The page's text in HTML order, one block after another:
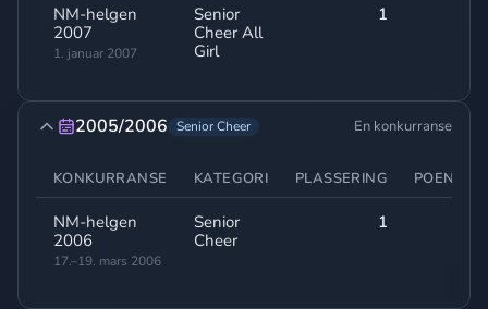
NM-helgen
2007
1. januar 2007
Senior
Cheer All
Girl
1
2005/2006 Senior Cheer En konkurranse
KONKURRANSE KATEGORI PLASSERING POENG
NM-helgen
2006
17.–19. mars 2006
Senior
Cheer
1